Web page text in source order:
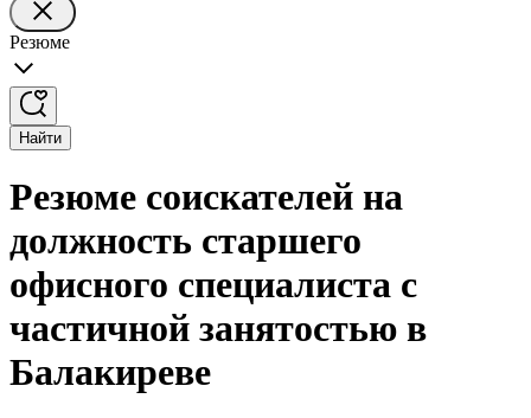
Резюме
Найти
Резюме соискателей на
должность старшего
офисного специалиста с
частичной занятостью в
Балакиреве